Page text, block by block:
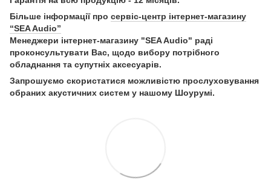
Більше інформації про сервіс-центр інтернет-магазину
“SEA Audio”
Менеджери інтернет-магазину "SEA Audio" раді
проконсультувати Вас, щодо вибору потрібного
обладнання та супутніх аксесуарів.
Запрошуємо скористатися можливістю прослуховування
обраних акустичних систем у нашому Шоурумі.